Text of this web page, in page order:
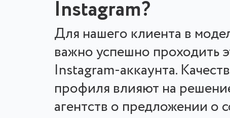
Instagram?
Для нашего клиента в
важно успешно проходить
Instagram-аккаунта.
профиля влияют на
агентств о предложении о